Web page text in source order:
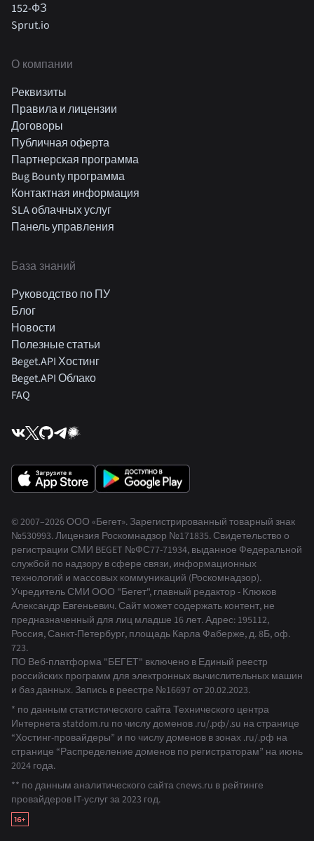
152-ФЗ
Sprut.io
О компании
Реквизиты
Правила и лицензии
Договоры
Публичная оферта
Партнерская программа
Bug Bounty программа
Контактная информация
SLA облачных услуг
Панель управления
База знаний
Руководство по ПУ
Блог
Новости
Полезные статьи
Beget.API Хостинг
Beget.API Облако
FAQ
© 2007–2026 ООО «Бегет». Зарегистрированный товарный знак
№530993.Лицензия Роскомнадзор №171835. Свидетельство о
регистрации СМИ BEGET №ФС77-71934, выданное Федеральной
службой по надзору в сфере связи, информационных
технологий и массовых коммуникаций (Роскомнадзор).
Учредитель СМИ ООО "Бегет", главный редактор - Клюков
Александр Евгеньевич. Сайт может содержать контент, не
предназначенный для лиц младше 16 лет. Адрес: 195112,
Россия, Санкт-Петербург, площадь Карла Фаберже, д. 8Б, оф.
723.
ПО Веб-платформа "БЕГЕТ" включено в Единый реестр
российских программ для электронных вычислительных машин
и баз данных. Запись в реестре №16697 от 20.02.2023.
* по данным статистического сайта Технического центра
Интернета statdom.ru по числу доменов .ru/.рф/.su на странице
“Хостинг-провайдеры” и по числу доменов в зонах .ru/.рф на
странице “Распределение доменов по регистраторам” на июнь
2024 года.
** по данным аналитического сайта cnews.ru в рейтинге
провайдеров IT-услуг за 2023 год.